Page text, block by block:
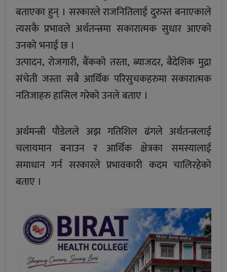
बताएका हुन् । सरकारले राजनितिलाई दुरुस्त बनाएकाले
त्यसकै प्रभावले अर्थतन्त्रमा सकारात्मक सुधार आएको
उनको भनाई छ ।
उत्पादन, रोजगारी, बैंकको तरता, ब्याजदर, बैदेशिक मुद्रा
संचेती जस्ता सबै आर्थिक परिसुचकहरुमा सकारात्मक
नतिजाहरु हासिल गरेको उनले बताए ।
अर्थमन्त्री पौडेलले अझ गतिशिल ढंगले अर्थतन्त्रलाई
चलायमान बनाउन र आर्थिक क्षेत्रका समस्यालाई
समाधान गर्न सरकारले प्रभावकारी कदम चालिरहेको
बताए ।